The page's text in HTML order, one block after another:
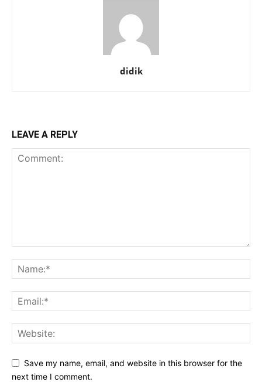
didik
LEAVE A REPLY
Save my name, email, and website in this browser for the
next time I comment.